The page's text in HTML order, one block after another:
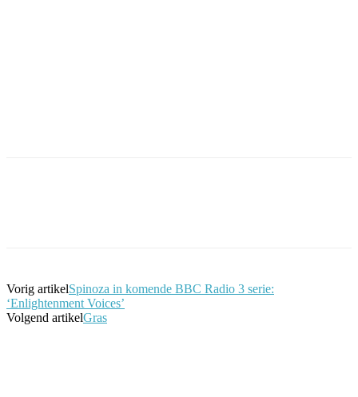
Vorig artikelSpinoza in komende BBC Radio 3 serie:
‘Enlightenment Voices’
Volgend artikelGras